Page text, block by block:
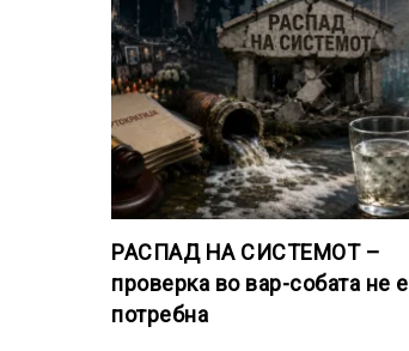
РАСПАД НА СИСТЕМОТ –
проверка во вар-собата не е
потребна